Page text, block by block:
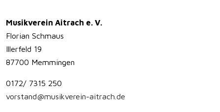
Musikverein Aitrach e. V.
Florian Schmaus
Illerfeld 19
87700 Memmingen
0172/ 7315 250
vorstand@musikverein-aitrach.de